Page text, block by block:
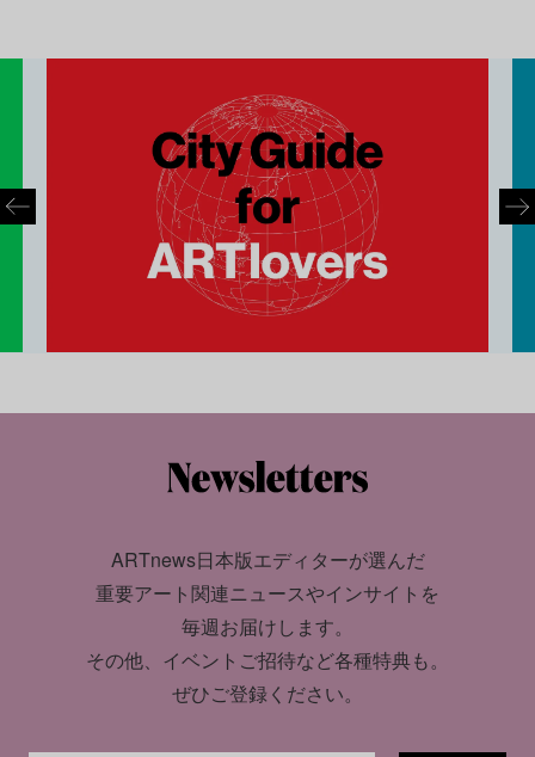
ARTnews日本版エディターが選んだ
重要アート関連ニュースやインサイトを
毎週お届けします。
その他、イベントご招待など各種特典も。
ぜひご登録ください。